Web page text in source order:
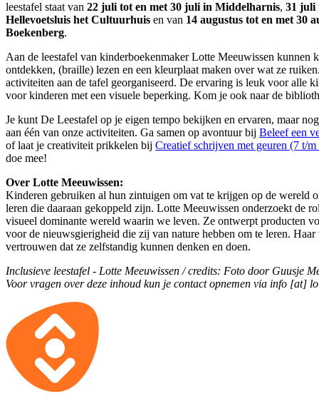
leestafel staat van 22 juli tot en met 30 juli in Middelharnis, 31 juli
Hellevoetsluis het Cultuurhuis en van 14 augustus tot en met 30
Boekenberg.
Aan de leestafel van kinderboekenmaker Lotte Meeuwissen kunnen
ontdekken, (braille) lezen en een kleurplaat maken over wat ze
activiteiten aan de tafel georganiseerd. De ervaring is leuk voor alle
voor kinderen met een visuele beperking. Kom je ook naar de
Je kunt De Leestafel op je eigen tempo bekijken en ervaren, maar
aan één van onze activiteiten. Ga samen op avontuur bij Beleef een
of laat je creativiteit prikkelen bij Creatief schrijven met geuren (7 t/m
doe mee!
Over Lotte Meeuwissen:
Kinderen gebruiken al hun zintuigen om vat te krijgen op de wereld
leren die daaraan gekoppeld zijn. Lotte Meeuwissen onderzoekt de
visueel dominante wereld waarin we leven. Ze ontwerpt producten
voor de nieuwsgierigheid die zij van nature hebben om te leren.
vertrouwen dat ze zelfstandig kunnen denken en doen.
Inclusieve leestafel - Lotte Meeuwissen / credits: Foto door Guusje
Voor vragen over deze inhoud kun je contact opnemen via info [at]